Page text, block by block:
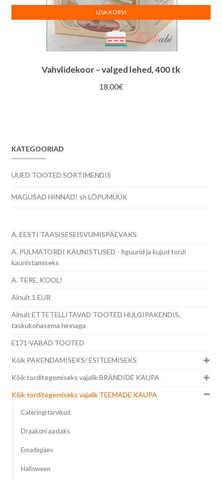
Vahvlidekoor – valged lehed, 400 tk
18.00€
LISA KORVI
KATEGOORIAD
UUED TOOTED SORTIMENDIS
MAGUSAD HINNAD! sh LÕPUMÜÜK
A. EESTI TAASISESEISVUMISPÄEVAKS
A. PULMATORDI KAUNISTUSED - figuurid ja kujud tordi
kaunistamiseks
A. TERE, KOOL!
Ainult 1 EUR
Ainult ETTETELLITAVAD TOOTED HULGIPAKENDIS,
taskukohasema hinnaga
E171-VABAD TOOTED
Kõik PAKENDAMISEKS/ ESITLEMISEKS
Kõik torditegemiseks vajalik BRÄNDIDE KAUPA
Kõik torditegemiseks vajalik TEEMADE KAUPA
Cateringi tarvikud
Draakoni aastaks
Emadepäev
Halloween